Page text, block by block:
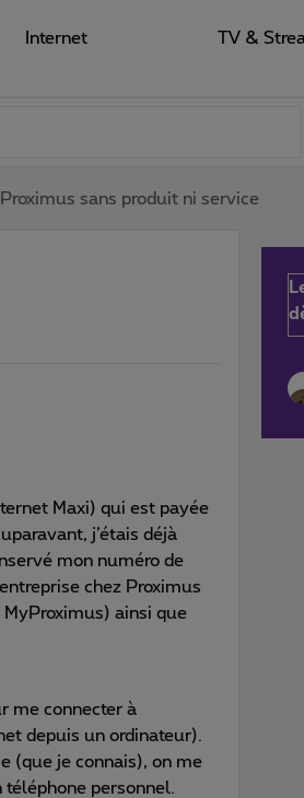
Internet TV &
sans produit ni service
Maxi) qui est payée
j’étais déjà
mon numéro de
chez Proximus
ainsi que
me connecter à
depuis un ordinateur).
(que je connais), on me
personnel.